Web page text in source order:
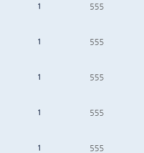
1 555
1 555
1 555
1 555
1 555